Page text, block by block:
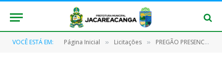
VOCÊ ESTÁ EM: Página Inicial » Licitações » PREGÃO PRESENCIAL Nº 011/2018 – PMJ